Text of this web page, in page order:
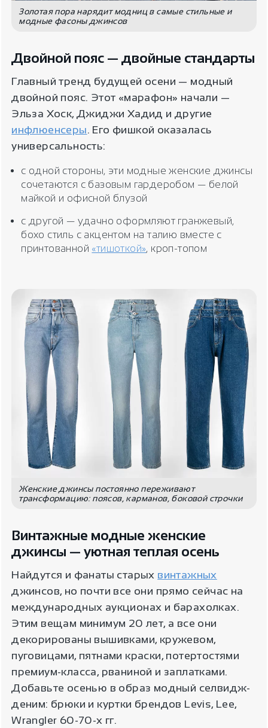
Золотая пора нарядит модниц в самые стильные и
модные фасоны джинсов
Двойной пояс — двойные стандарты
Главный тренд будущей осени — модный
двойной пояс. Этот «марафон» начали —
Эльза Хоск, Джиджи Хадид и другие
инфлюенсеры. Его фишкой оказалась
универсальность:
с одной стороны, эти модные женские джинсы
сочетаются с базовым гардеробом — белой
майкой и офисной блузой
с другой — удачно оформляют гранжевый,
бохо стиль с акцентом на талию вместе с
принтованной «тишоткой», кроп-топом
Женские джинсы постоянно переживают
трансформацию: поясов, карманов, боковой строчки
Винтажные модные женские
джинсы — уютная теплая осень
Найдутся и фанаты старых винтажных
джинсов, но почти все они прямо сейчас на
международных аукционах и барахолках.
Этим вещам минимум 20 лет, а все они
декорированы вышивками, кружевом,
пуговицами, пятнами краски, потертостями
премиум-класса, рваниной и заплатками.
Добавьте осенью в образ модный селвидж-
деним: брюки и куртки брендов Levis, Lee,
Wrangler 60-70-х гг.